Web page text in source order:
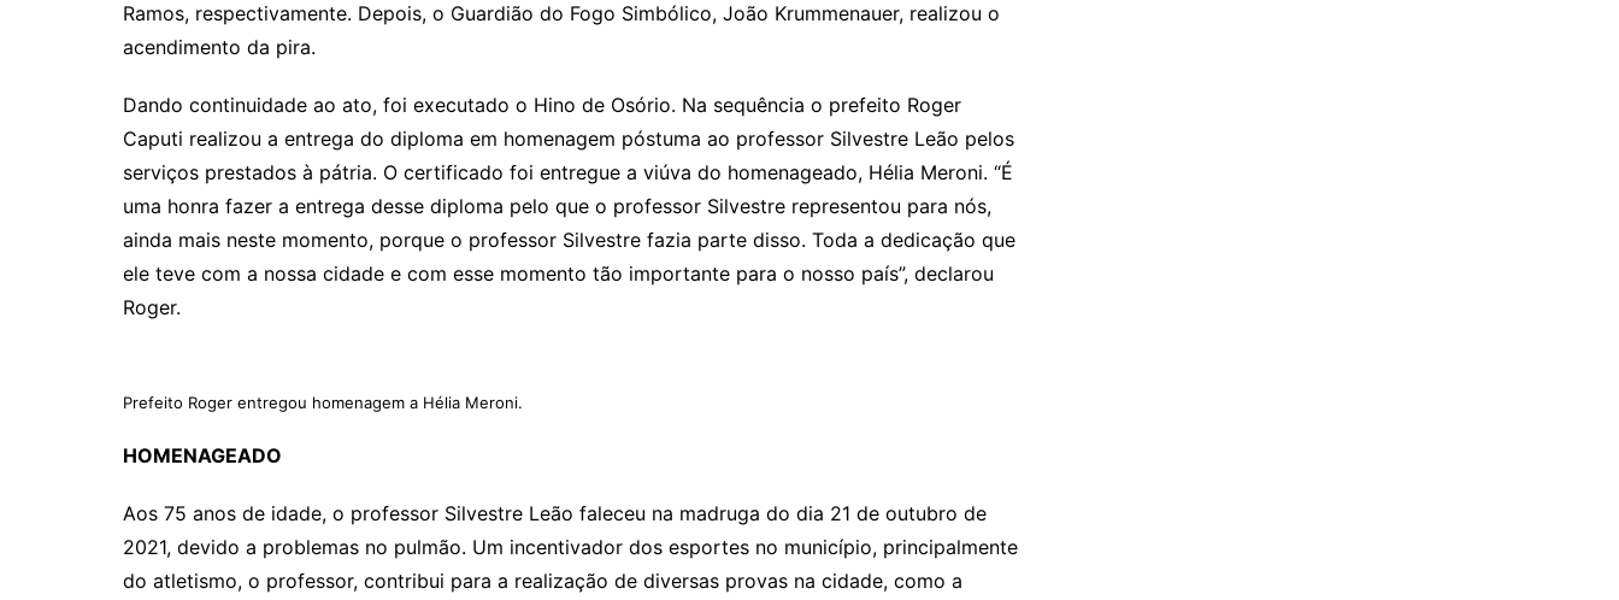
Ramos, respectivamente. Depois, o Guardião do Fogo Simbólico, João Krummenauer, realizou o
acendimento da pira.
Dando continuidade ao ato, foi executado o Hino de Osório. Na sequência o prefeito Roger
Caputi realizou a entrega do diploma em homenagem póstuma ao professor Silvestre Leão pelos
serviços prestados à pátria. O certificado foi entregue a viúva do homenageado, Hélia Meroni. “É
uma honra fazer a entrega desse diploma pelo que o professor Silvestre representou para nós,
ainda mais neste momento, porque o professor Silvestre fazia parte disso. Toda a dedicação que
ele teve com a nossa cidade e com esse momento tão importante para o nosso país”, declarou
Roger.
Prefeito Roger entregou homenagem a Hélia Meroni.
HOMENAGEADO
Aos 75 anos de idade, o professor Silvestre Leão faleceu na madruga do dia 21 de outubro de
2021, devido a problemas no pulmão. Um incentivador dos esportes no município, principalmente
do atletismo, o professor, contribui para a realização de diversas provas na cidade, como a